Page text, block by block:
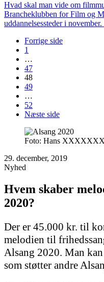
Hvad skal man vide om
Brancheklubben for Film og
uddannelsessteder i
Forrige side
1
…
47
48
49
…
52
Næste side
Foto: Hans
29. december, 2019
Nyhed
Hvem skaber
2020?
Der er 45.000 kr. til
melodien til
Alsang 2020. Man
som støtter andre